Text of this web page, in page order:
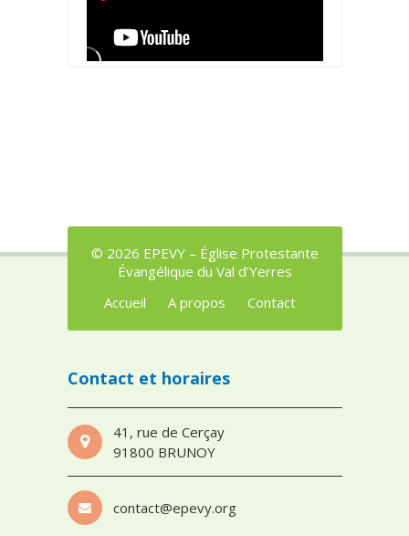
© 2026 EPEVY – Église Protestante
Évangélique du Val d’Yerres
Accueil
A propos Contact
Contact et horaires
41, rue de Cerçay
91800 BRUNOY
contact@epevy.org